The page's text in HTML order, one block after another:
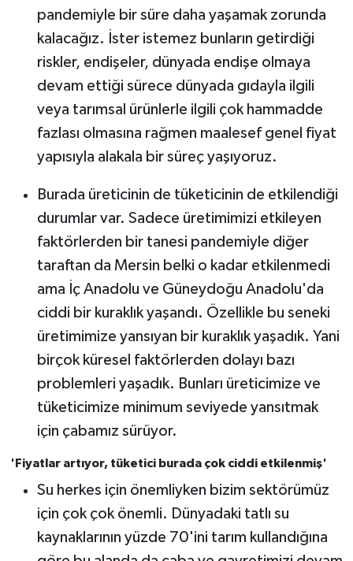
pandemiyle bir süre daha yaşamak zorunda
kalacağız. İster istemez bunların getirdiği
riskler, endişeler, dünyada endişe olmaya
devam ettiği sürece dünyada gıdayla ilgili
veya tarımsal ürünlerle ilgili çok hammadde
fazlası olmasına rağmen maalesef genel fiyat
yapısıyla alakala bir süreç yaşıyoruz.
Burada üreticinin de tüketicinin de etkilendiği
durumlar var. Sadece üretimimizi etkileyen
faktörlerden bir tanesi pandemiyle diğer
taraftan da Mersin belki o kadar etkilenmedi
ama İç Anadolu ve Güneydoğu Anadolu'da
ciddi bir kuraklık yaşandı. Özellikle bu seneki
üretimimize yansıyan bir kuraklık yaşadık. Yani
birçok küresel faktörlerden dolayı bazı
problemleri yaşadık. Bunları üreticimize ve
tüketicimize minimum seviyede yansıtmak
için çabamız sürüyor.
'Fiyatlar artıyor, tüketici burada çok ciddi etkilenmiş'
Su herkes için önemliyken bizim sektörümüz
için çok çok önemli. Dünyadaki tatlı su
kaynaklarının yüzde 70'ini tarım kullandığına